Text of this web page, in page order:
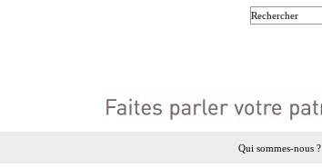
Qui sommes-nous ?